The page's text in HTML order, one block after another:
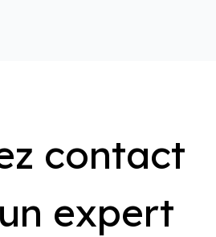
contact
expert